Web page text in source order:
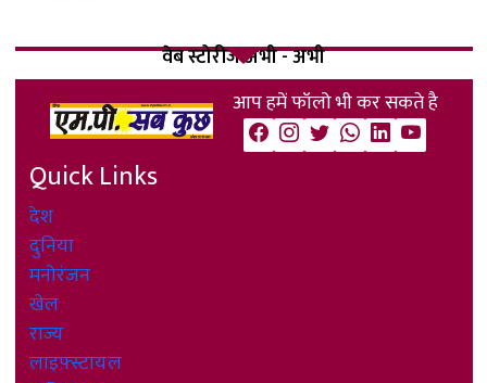
वेब स्टोरीज अभी - अभी
आप हमें फॉलो भी कर सकते है
Quick Links
देश
दुनिया
मनोरंजन
खेल
राज्य
लाइफ़्स्टायल